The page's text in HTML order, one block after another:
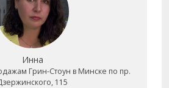
Инна
Грин-Стоун в Минске по пр.
115